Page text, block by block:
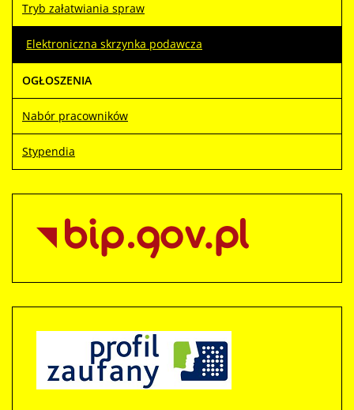
Tryb załatwiania spraw
Elektroniczna skrzynka podawcza
OGŁOSZENIA
Nabór pracowników
Stypendia